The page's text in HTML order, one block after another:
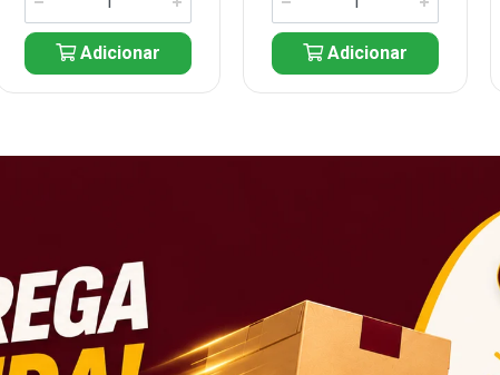
Adicionar Adicionar